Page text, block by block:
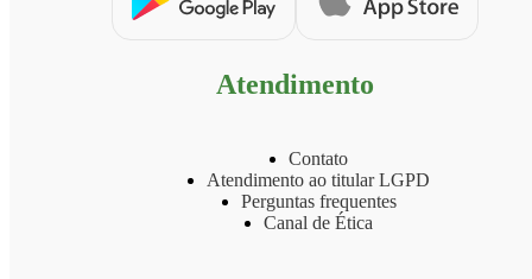
Atendimento
Contato
Atendimento ao titular LGPD
Perguntas frequentes
Canal de Ética